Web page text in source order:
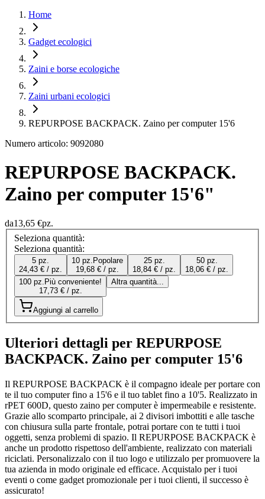
Home
Gadget ecologici
Zaini e borse ecologiche
Zaini urbani ecologici
REPURPOSE BACKPACK. Zaino per computer 15'6
Numero articolo: 9092080
REPURPOSE BACKPACK.
Zaino per computer 15'6"
da13,65 €pz.
Seleziona quantità:
Seleziona quantità:
5 pz.
24,43 € / pz.
10 pz. Popolare
19,68 € / pz.
25 pz.
18,84 € / pz.
50 pz.
18,06 € / pz.
100 pz. Più conveniente!
17,73 € / pz.
Altra quantità...
Aggiungi al carrello
Ulteriori dettagli per REPURPOSE
BACKPACK. Zaino per computer 15'6
Il REPURPOSE BACKPACK è il compagno ideale per portare con
te il tuo computer fino a 15'6 e il tuo tablet fino a 10'5. Realizzato in
rPET 600D, questo zaino per computer è impermeabile e resistente.
Grazie allo scomparto principale, ai 2 divisori imbottiti e alle tasche
con chiusura sulla parte frontale, potrai portare con te tutti i tuoi
oggetti, senza problemi di spazio. Il REPURPOSE BACKPACK è
anche un prodotto rispettoso dell'ambiente, realizzato con materiali
riciclati. Personalizzalo con il tuo logo e utilizzalo per promuovere la
tua azienda in modo originale ed efficace. Acquistalo per i tuoi
eventi o come gadget promozionale per i tuoi clienti, il successo è
assicurato!